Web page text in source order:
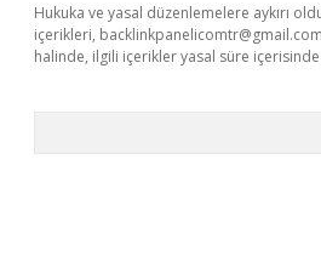
Hukuka ve yasal düzenlemelere aykırı
içerikleri, backlinkpanelicomtr@gmail.com
halinde, ilgili içerikler yasal süre içerisinde